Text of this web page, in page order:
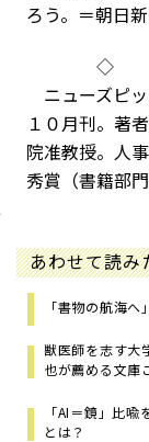
ろう。＝朝日
◇
ニューズピ
１０月刊。著
院准教授。人
秀賞（書籍部門
あわせて読み
「書物の航海
獣医師を志す大
也が薦める文庫
「AI＝鏡」比
とは？